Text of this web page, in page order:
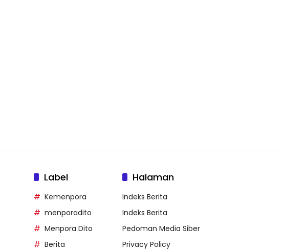
Label
Kemenpora
menporadito
Menpora Dito
Berita
Halaman
Indeks Berita
Indeks Berita
Pedoman Media Siber
Privacy Policy